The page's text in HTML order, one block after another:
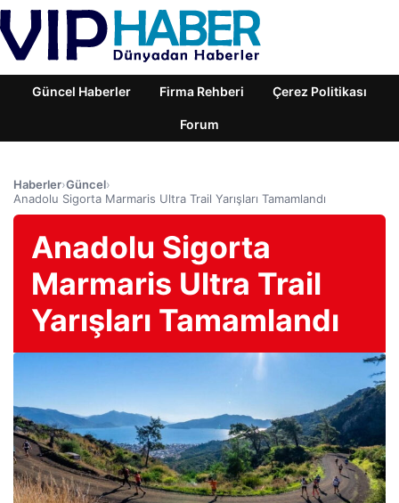
Güncel Haberler Firma Rehberi Çerez Politikası
Forum
Haberler›Güncel›
Anadolu Sigorta Marmaris Ultra Trail Yarışları Tamamlandı
Anadolu Sigorta
Marmaris Ultra Trail
Yarışları Tamamlandı